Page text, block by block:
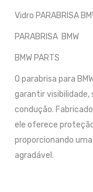
Vidro PARABRISA
PARABRISA BMW
BMW PARTS
O parabrisa para
garantir
condução.
ele oferece
proporcionando
agradável.